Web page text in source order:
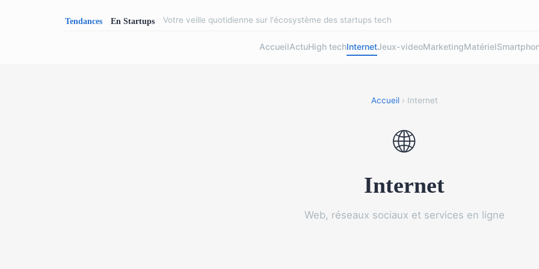
Votre veille quotidienne sur l'écosystème des startups tech
AccueilActuHigh techInternetJeux-videoMarketingMatériel
Accueil› Internet
🌐
Internet
Web, réseaux sociaux et services en ligne